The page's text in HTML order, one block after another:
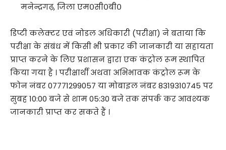
मनेन्द्रगढ़, जिला एम०सी०बी०
डिप्टी कलेक्टर एवं नोडल अधिकारी (परीक्षा) ने बताया कि
परीक्षा के संबंध में किसी भी प्रकार की जानकारी या सहायता
प्राप्त करने के लिए प्रशासन द्वारा एक कंट्रोल रूम स्थापित
किया गया है । परीक्षार्थी अथवा अभिभावक कंट्रोल रूम के
फोन नंबर 07771299057 या मोबाइल नंबर 8319310745 पर
सुबह 10:00 बजे से शाम 05:30 बजे तक संपर्क कर आवश्यक
जानकारी प्राप्त कर सकते हैं ।